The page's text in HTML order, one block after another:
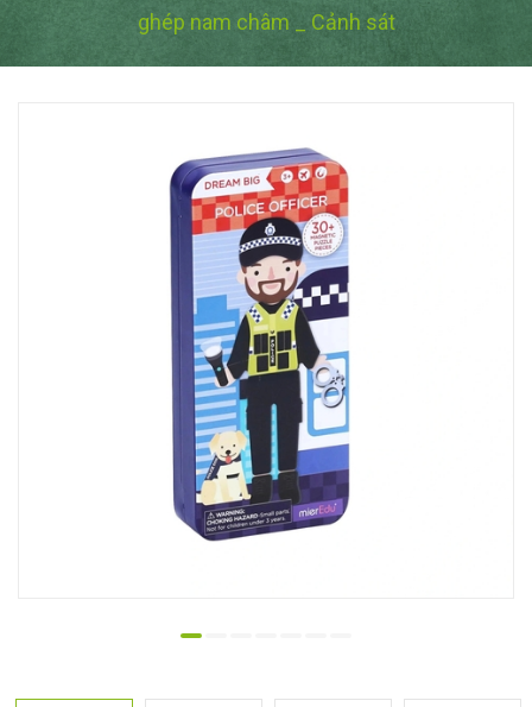
ghép nam châm _ Cảnh sát